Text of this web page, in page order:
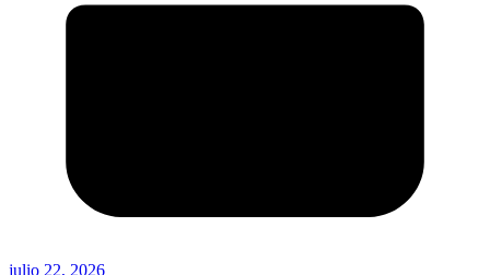
julio 22, 2026